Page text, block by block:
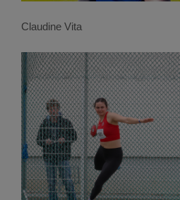
Claudine Vita